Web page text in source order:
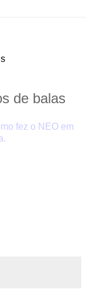
de balas
fez o NEO em